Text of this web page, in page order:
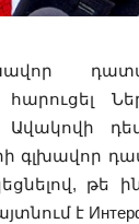
գլխավոր
թե
է